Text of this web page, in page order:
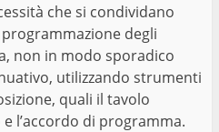
che si condividano
degli
non in modo sporadico
utilizzando strumenti
quali il tavolo
l’accordo di programma.